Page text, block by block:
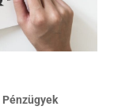
Pénzügyek